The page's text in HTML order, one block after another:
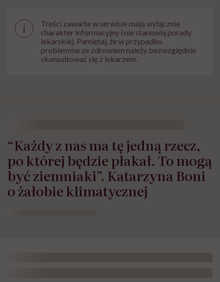
i
Treści zawarte w serwisie mają wyłącznie
charakter informacyjny i nie stanowią porady
lekarskiej. Pamiętaj, że w przypadku
problemów ze zdrowiem należy bezwzględnie
skonsultować się z lekarzem.
“Każdy z nas ma tę jedną rzecz,
po której będzie płakał. To mogą
być ziemniaki”. Katarzyna Boni
o żałobie klimatycznej